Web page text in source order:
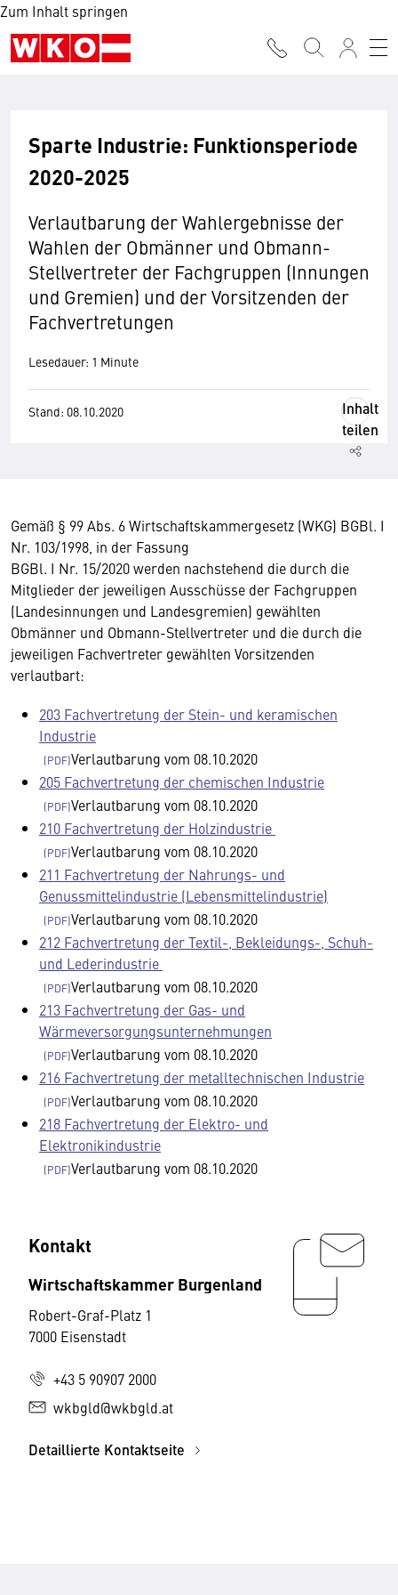
Zum Inhalt springen
Sparte Industrie: Funktionsperiode
2020-2025
Verlautbarung der Wahlergebnisse der
Wahlen der Obmänner und Obmann-
Stellvertreter der Fachgruppen (Innungen
und Gremien) und der Vorsitzenden der
Fachvertretungen
Lesedauer: 1 Minute
Stand: 08.10.2020
Inhalt
teilen
Gemäß § 99 Abs. 6 Wirtschaftskammergesetz (WKG) BGBl. I
Nr. 103/1998, in der Fassung
BGBl. I Nr. 15/2020 werden nachstehend die durch die
Mitglieder der jeweiligen Ausschüsse der Fachgruppen
(Landesinnungen und Landesgremien) gewählten
Obmänner und Obmann-Stellvertreter und die durch die
jeweiligen Fachvertreter gewählten Vorsitzenden
verlautbart:
203 Fachvertretung der Stein- und keramischen
Industrie
Verlautbarung vom 08.10.2020
205 Fachvertretung der chemischen Industrie
Verlautbarung vom 08.10.2020
210 Fachvertretung der Holzindustrie
Verlautbarung vom 08.10.2020
211 Fachvertretung der Nahrungs- und
Genussmittelindustrie (Lebensmittelindustrie)
Verlautbarung vom 08.10.2020
212 Fachvertretung der Textil-, Bekleidungs-, Schuh-
und Lederindustrie
Verlautbarung vom 08.10.2020
213 Fachvertretung der Gas- und
Wärmeversorgungsunternehmungen
Verlautbarung vom 08.10.2020
216 Fachvertretung der metalltechnischen Industrie
Verlautbarung vom 08.10.2020
218 Fachvertretung der Elektro- und
Elektronikindustrie
Verlautbarung vom 08.10.2020
Kontakt
Wirtschaftskammer Burgenland
Robert-Graf-Platz 1
7000 Eisenstadt
+43 5 90907 2000
wkbgld@wkbgld.at
Detaillierte Kontaktseite